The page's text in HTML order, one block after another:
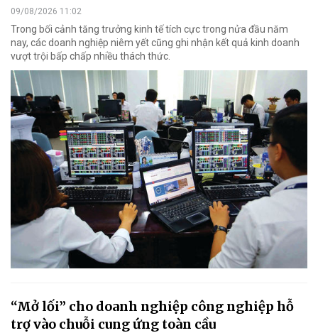
09/08/2026 11:02
Trong bối cảnh tăng trưởng kinh tế tích cực trong nửa đầu năm
nay, các doanh nghiệp niêm yết cũng ghi nhận kết quả kinh doanh
vượt trội bấp chấp nhiều thách thức.
“Mở lối” cho doanh nghiệp công nghiệp hỗ
trợ vào chuỗi cung ứng toàn cầu